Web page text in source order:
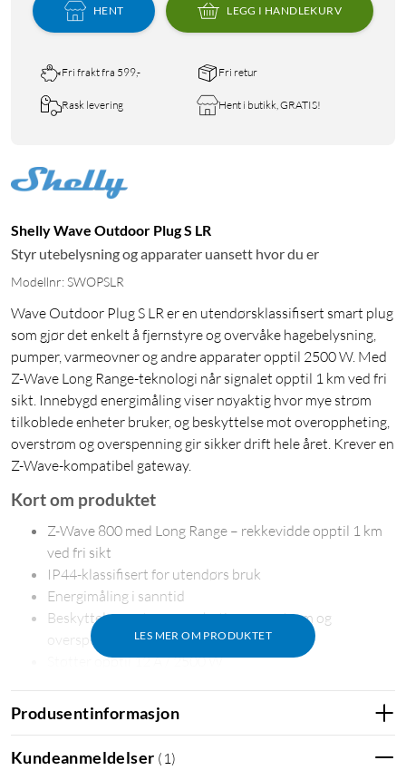
HENT LEGG I HANDLEKURV
Fri frakt fra 599,- Fri retur
Rask levering Hent i butikk, GRATIS!
Shelly Wave Outdoor Plug S LR
Styr utebelysning og apparater uansett hvor du er
Modellnr: SWOPSLR
Wave Outdoor Plug S LR er en utendørsklassifisert smart plug
som gjør det enkelt å fjernstyre og overvåke hagebelysning,
pumper, varmeovner og andre apparater opptil 2500 W. Med
Z-Wave Long Range-teknologi når signalet opptil 1 km ved fri
sikt. Innebygd energimåling viser nøyaktig hvor mye strøm
tilkoblede enheter bruker, og beskyttelse mot overoppheting,
overstrøm og overspenning gir sikker drift hele året. Krever en
Z-Wave-kompatibel gateway.
LES MER OM PRODUKTET
Kort om produktet
Z-Wave 800 med Long Range – rekkevidde opptil 1 km
ved fri sikt
IP44-klassifisert for utendørs bruk
Energimåling i sanntid
Beskyttelse mot overoppheting, overstrøm og
overspenning
Støtter opptil 12 A / 2500 W
Produsentinformasjon
Kundeanmeldelser ( 1 )